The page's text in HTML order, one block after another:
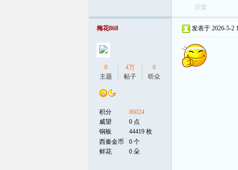
回复
梅花868
0
主题
4万
帖子
0
听众
积分
86024
威望
0 点
铜板
44419 枚
西秦金币
0 个
鲜花
0 朵
发表于 2026-5-2